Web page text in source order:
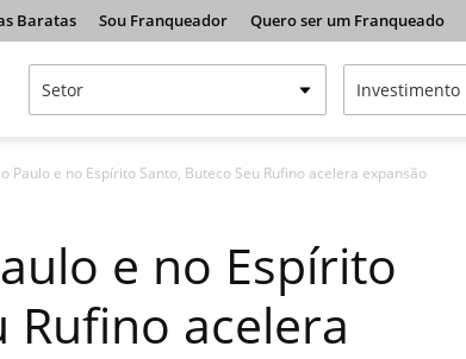
Baratas Sou Franqueador Quero ser um Franqueado
Paulo e no Espírito Santo, Buteco Seu Rufino acelera expansão
e no Espírito
Rufino acelera